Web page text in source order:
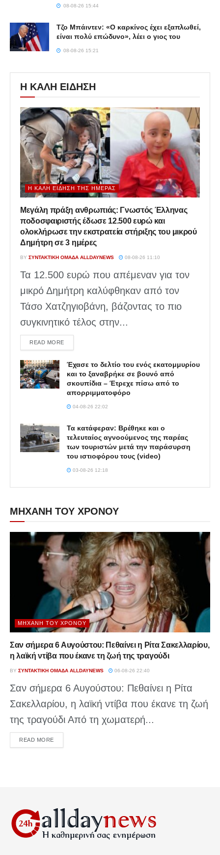
08-08-26 15:44
Τζο Μπάιντεν: «Ο καρκίνος έχει εξαπλωθεί,
είναι πολύ επώδυνο», λέει ο γιος του
08-08-26 15:21
Η ΚΑΛΗ ΕΙΔΗΣΗ
Η ΚΑΛΉ ΕΊΔΗΣΗ ΤΗΣ ΗΜΈΡΑΣ
Μεγάλη πράξη ανθρωπιάς: Γνωστός Έλληνας
ποδοσφαιριστής έδωσε 12.500 ευρώ και
ολοκλήρωσε την εκστρατεία στήριξης του μικρού
Δημήτρη σε 3 ημέρες
BY ΣΥΝΤΑΚΤΙΚΉ ΟΜΆΔΑ ALLDAYNEWS 08-08-26 11:10
Τα 12.500 ευρώ που απέμεναν για τον
μικρό Δημήτρη καλύφθηκαν από τον
Τάσο Χατζηγιοβάνη, βάζοντας το πιο
συγκινητικό τέλος στην...
READ MOREDETAILS
Έχασε το δελτίο του ενός εκατομμυρίου
και το ξαναβρήκε σε βουνό από
σκουπίδια – Έτρεχε πίσω από το
απορριμματοφόρο
04-08-26 22:02
Τα κατάφεραν: Βρέθηκε και ο
τελευταίος αγνοούμενος της παρέας
των τουριστών μετά την παράσυρση
του ιστιοφόρου τους (video)
03-08-26 12:18
ΜΗΧΑΝΗ ΤΟΥ ΧΡΟΝΟΥ
ΜΗΧΑΝΉ ΤΟΥ ΧΡΌΝΟΥ
Σαν σήμερα 6 Αυγούστου: Πεθαίνει η Ρίτα Σακελλαρίου,
η λαϊκή ντίβα που έκανε τη ζωή της τραγούδι
BY ΣΥΝΤΑΚΤΙΚΉ ΟΜΆΔΑ ALLDAYNEWS 06-08-26 22:40
Σαν σήμερα 6 Αυγούστου: Πεθαίνει η Ρίτα
Σακελλαρίου, η λαϊκή ντίβα που έκανε τη ζωή
της τραγούδι Από τη χωματερή...
READ MOREDETAILS